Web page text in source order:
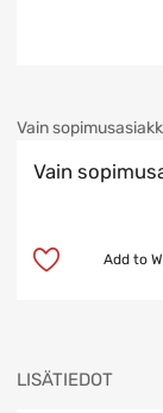
Vain
Vain
Add to
LISÄTIEDOT